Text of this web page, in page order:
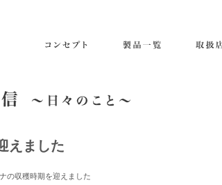
えました
の収穫時期を迎えました